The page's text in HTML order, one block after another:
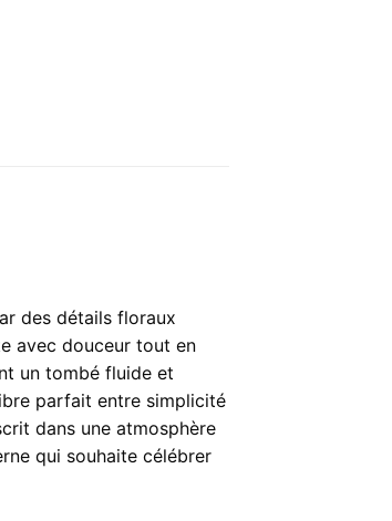
des détails floraux
avec douceur tout en
un tombé fluide et
parfait entre simplicité
dans une atmosphère
qui souhaite célébrer